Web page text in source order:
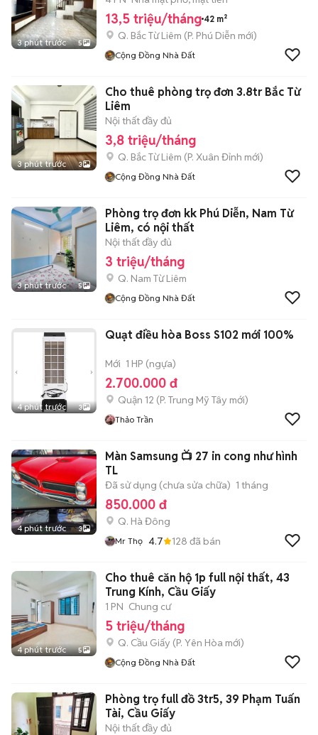
3 phút trước 5
13,5 triệu/tháng 42 m²
Q. Bắc Từ Liêm (P. Phú Diễn mới)
Cộng Đồng Nhà Đất
3 phút trước 3
Cho thuê phòng trọ đơn 3.8tr Bắc Từ
Liêm
Nội thất đầy đủ
3,8 triệu/tháng
Q. Bắc Từ Liêm (P. Xuân Đỉnh mới)
Cộng Đồng Nhà Đất
3 phút trước 5
Phòng trọ đơn kk Phú Diễn, Nam Từ
Liêm, có nội thất
Nội thất đầy đủ
3 triệu/tháng
Q. Nam Từ Liêm
Cộng Đồng Nhà Đất
4 phút trước 3
Quạt điều hòa Boss S102 mới 100%
Mới 1 HP (ngựa)
2.700.000 đ
Quận 12 (P. Trung Mỹ Tây mới)
Thảo Trần
4 phút trước 3
Màn Samsung 📺 27 in cong như hình
TL
Đã sử dụng (chưa sửa chữa) 1 tháng
850.000 đ
Q. Hà Đông
Mr Thọ 4.7 128 đã bán
4 phút trước 5
Cho thuê căn hộ 1p full nội thất, 43
Trung Kính, Cầu Giấy
1 PN Chung cư
5 triệu/tháng
Q. Cầu Giấy (P. Yên Hòa mới)
Cộng Đồng Nhà Đất
Phòng trọ full đồ 3tr5, 39 Phạm Tuấn
Tài, Cầu Giấy
Nội thất đầy đủ